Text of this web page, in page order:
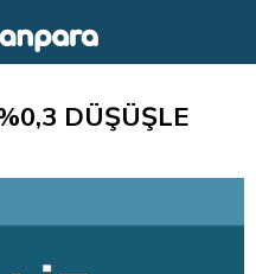
DÜŞÜŞLE